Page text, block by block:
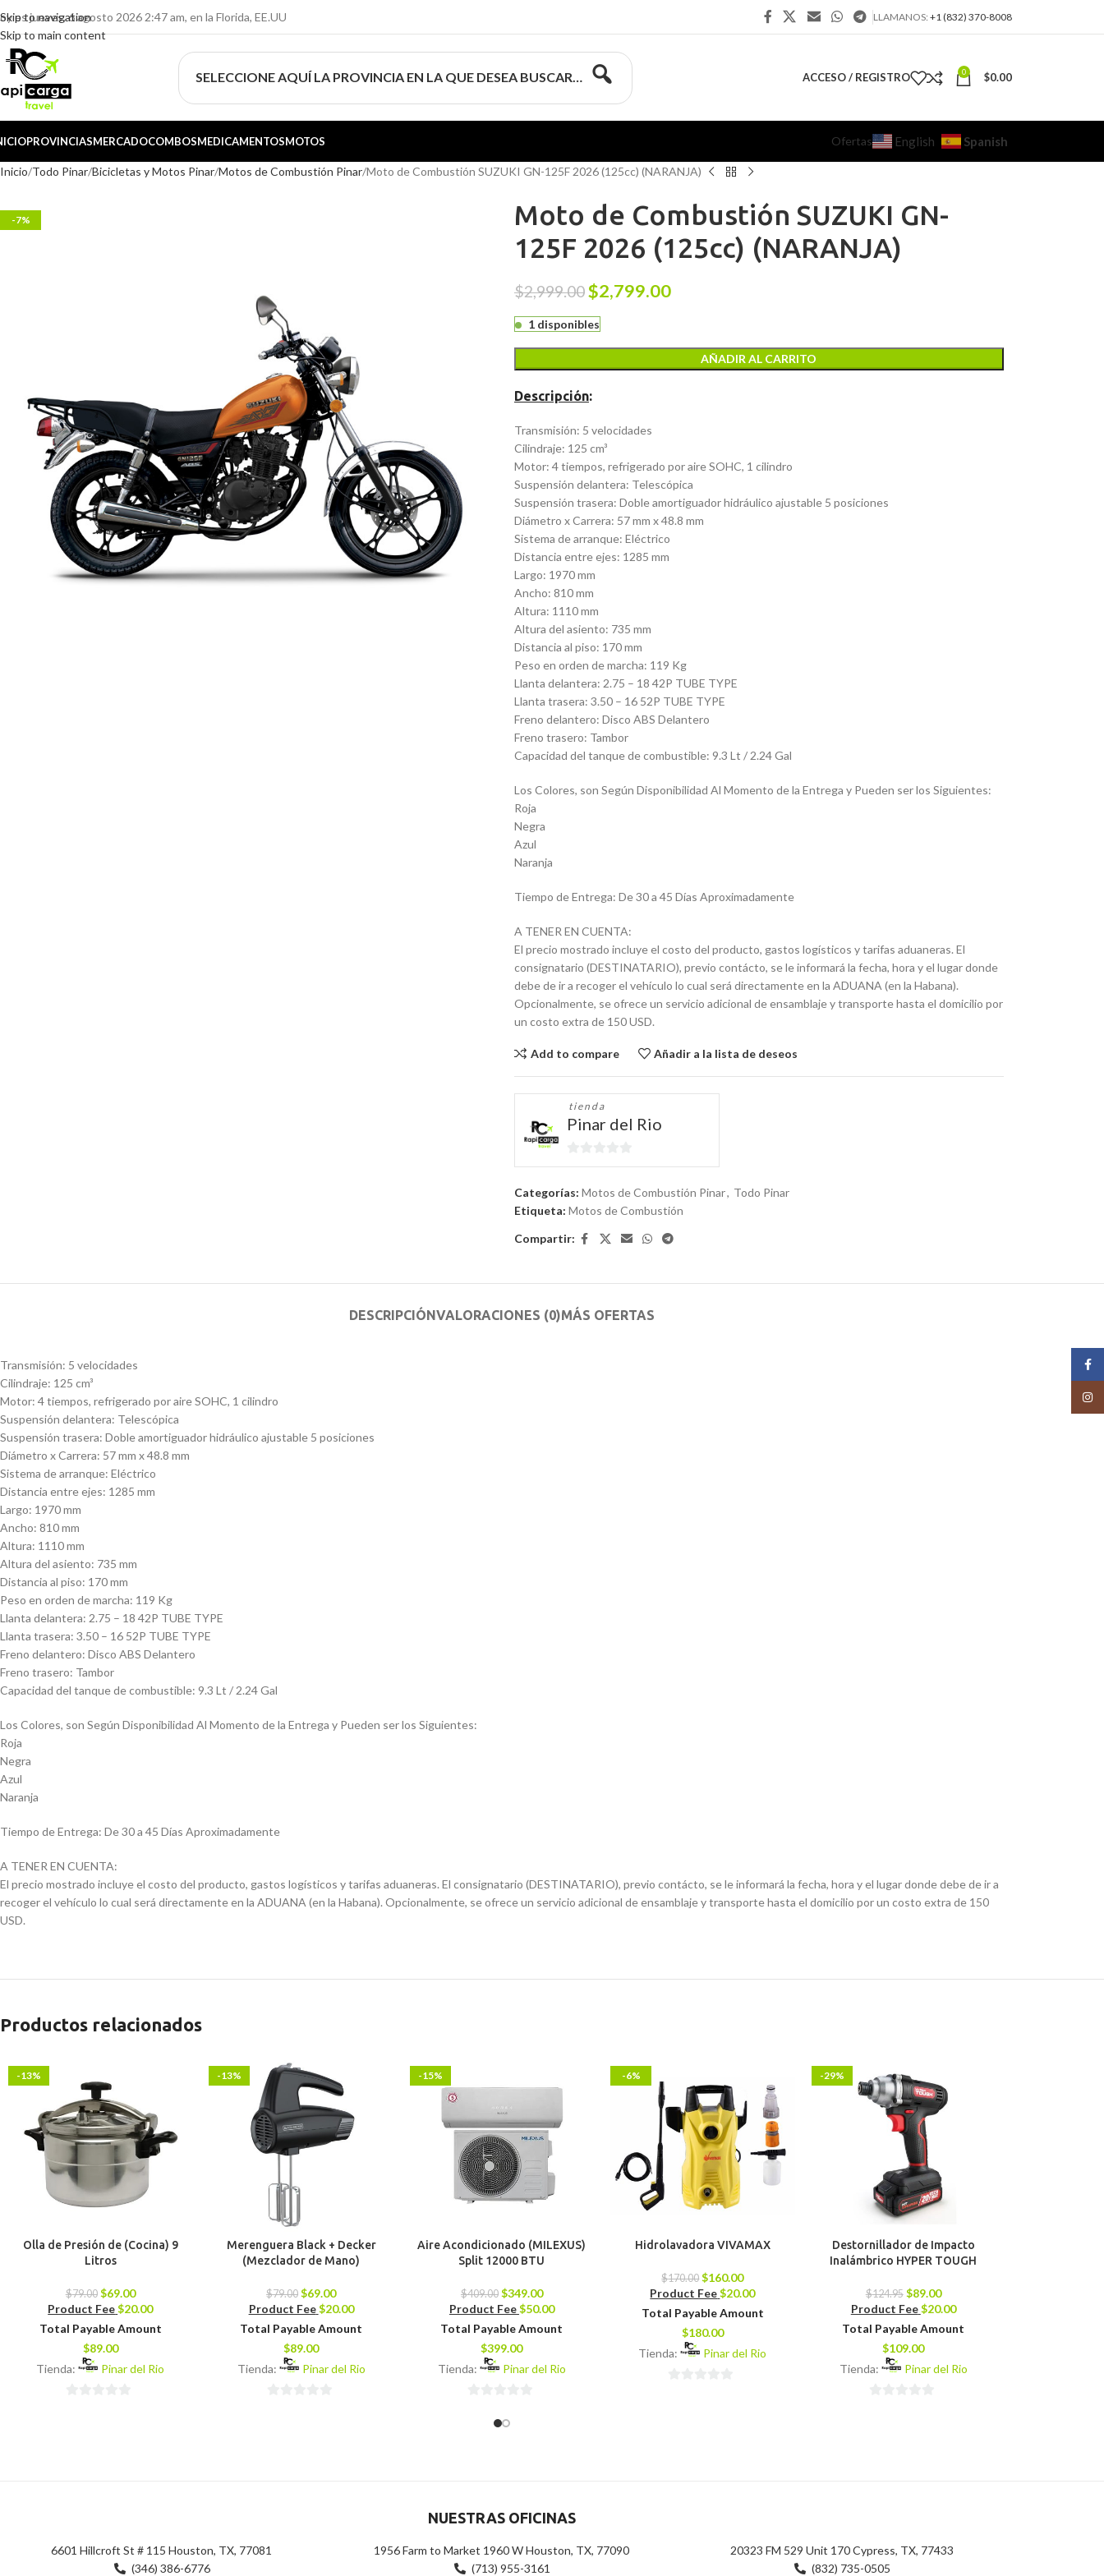
Skip to navigation
Skip to main content
es jueves, 6 agosto 2026 2:47 am, en la Florida, EE.UU LLAMANOS: +1 (832) 370-8008
SELECCIONE AQUÍ LA PROVINCIA EN LA QUE DESEA BUSCAR… ACCESO / REGISTRO 0 $0.00
PROVINCIASMERCADOCOMBOSMEDICAMENTOSMOTOS Ofertas English Spanish
Inicio Todo Pinar Bicicletas y Motos Pinar Motos de Combustión Pinar Moto de Combustión SUZUKI GN-125F 2026 (125cc) (NARANJA)
-7%
Moto de Combustión SUZUKI GN-
125F 2026 (125cc) (NARANJA)
$2,999.00$2,799.00
1 disponibles
AÑADIR AL CARRITO
Descripción:
Transmisión: 5 velocidades
Cilindraje: 125 cm³
Motor: 4 tiempos, refrigerado por aire SOHC, 1 cilindro
Suspensión delantera: Telescópica
Suspensión trasera: Doble amortiguador hidráulico ajustable 5 posiciones
Diámetro x Carrera: 57 mm x 48.8 mm
Sistema de arranque: Eléctrico
Distancia entre ejes: 1285 mm
Largo: 1970 mm
Ancho: 810 mm
Altura: 1110 mm
Altura del asiento: 735 mm
Distancia al piso: 170 mm
Peso en orden de marcha: 119 Kg
Llanta delantera: 2.75 – 18 42P TUBE TYPE
Llanta trasera: 3.50 – 16 52P TUBE TYPE
Freno delantero: Disco ABS Delantero
Freno trasero: Tambor
Capacidad del tanque de combustible: 9.3 Lt / 2.24 Gal
Los Colores, son Según Disponibilidad Al Momento de la Entrega y Pueden ser los Siguientes:
Roja
Negra
Azul
Naranja
Tiempo de Entrega: De 30 a 45 Días Aproximadamente
A TENER EN CUENTA:
El precio mostrado incluye el costo del producto, gastos logísticos y tarifas aduaneras. El
consignatario (DESTINATARIO), previo contácto, se le informará la fecha, hora y el lugar donde
debe de ir a recoger el vehículo lo cual será directamente en la ADUANA (en la Habana).
Opcionalmente, se ofrece un servicio adicional de ensamblaje y transporte hasta el domicilio por
un costo extra de 150 USD.
Add to compare Añadir a la lista de deseos
tienda
Pinar del Rio
0
Categorías: Motos de Combustión Pinar, Todo Pinar
Etiqueta: Motos de Combustión
Compartir:
DESCRIPCIÓNVALORACIONES (0)MÁS OFERTAS
Transmisión: 5 velocidades
Cilindraje: 125 cm³
Motor: 4 tiempos, refrigerado por aire SOHC, 1 cilindro
Suspensión delantera: Telescópica
Suspensión trasera: Doble amortiguador hidráulico ajustable 5 posiciones
Diámetro x Carrera: 57 mm x 48.8 mm
Sistema de arranque: Eléctrico
Distancia entre ejes: 1285 mm
Largo: 1970 mm
Ancho: 810 mm
Altura: 1110 mm
Altura del asiento: 735 mm
Distancia al piso: 170 mm
Peso en orden de marcha: 119 Kg
Llanta delantera: 2.75 – 18 42P TUBE TYPE
Llanta trasera: 3.50 – 16 52P TUBE TYPE
Freno delantero: Disco ABS Delantero
Freno trasero: Tambor
Capacidad del tanque de combustible: 9.3 Lt / 2.24 Gal
Los Colores, son Según Disponibilidad Al Momento de la Entrega y Pueden ser los Siguientes:
Roja
Negra
Azul
Naranja
Tiempo de Entrega: De 30 a 45 Días Aproximadamente
A TENER EN CUENTA:
El precio mostrado incluye el costo del producto, gastos logísticos y tarifas aduaneras. El consignatario (DESTINATARIO), previo contácto, se le informará la fecha, hora y el lugar donde debe de ir a
recoger el vehículo lo cual será directamente en la ADUANA (en la Habana). Opcionalmente, se ofrece un servicio adicional de ensamblaje y transporte hasta el domicilio por un costo extra de 150
USD.
Productos relacionados
-13%
Olla de Presión de (Cocina) 9
Litros
$79.00 $69.00
Product Fee$20.00
Total Payable Amount
$89.00
Tienda:
Pinar del Rio
-13%
Merenguera Black + Decker
(Mezclador de Mano)
$79.00 $69.00
Product Fee $20.00
Total Payable Amount
$89.00
Tienda:
Pinar del Rio
-15%
Aire Acondicionado (MILEXUS)
Split 12000 BTU
$409.00 $349.00
Product Fee$50.00
Total Payable Amount
$399.00
Tienda:
Pinar del Rio
-6%
Hidrolavadora VIVAMAX
$170.00 $160.00
Product Fee$20.00
Total Payable Amount
$180.00
Tienda:
Pinar del Rio
-29%
Destornillador de Impacto
Inalámbrico HYPER TOUGH
$124.95 $89.00
Product Fee$20.00
Total Payable Amount
$109.00
Tienda:
Pinar del Rio
NUESTRAS OFICINAS
6601 Hillcroft St # 115 Houston, TX, 77081
(346) 386-6776
1956 Farm to Market 1960 W Houston, TX, 77090
(713) 955-3161
20323 FM 529 Unit 170 Cypress, TX, 77433
(832) 735-0505